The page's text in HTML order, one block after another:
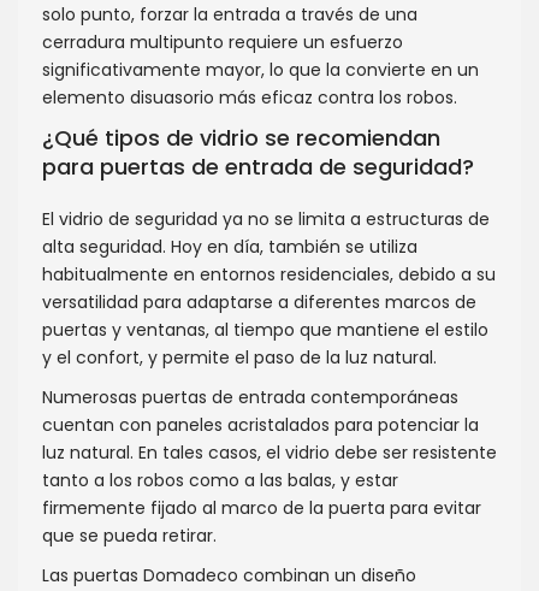
solo punto, forzar la entrada a través de una
cerradura multipunto requiere un esfuerzo
significativamente mayor, lo que la convierte en un
elemento disuasorio más eficaz contra los robos.
¿Qué tipos de vidrio se recomiendan
para puertas de entrada de seguridad?
El vidrio de seguridad ya no se limita a estructuras de
alta seguridad. Hoy en día, también se utiliza
habitualmente en entornos residenciales, debido a su
versatilidad para adaptarse a diferentes marcos de
puertas y ventanas, al tiempo que mantiene el estilo
y el confort, y permite el paso de la luz natural.
Numerosas puertas de entrada contemporáneas
cuentan con paneles acristalados para potenciar la
luz natural. En tales casos, el vidrio debe ser resistente
tanto a los robos como a las balas, y estar
firmemente fijado al marco de la puerta para evitar
que se pueda retirar.
Las puertas Domadeco combinan un diseño